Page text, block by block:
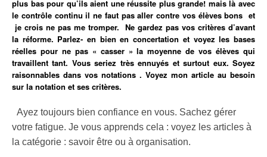
plus bas pour qu’ils aient une réussite plus grande! mais là avec
le contrôle continu il ne faut pas aller contre vos élèves bons et
je crois ne pas me tromper. Ne gardez pas vos critères d’avant
la réforme. Parlez- en bien en concertation et voyez les bases
réelles pour ne pas « casser » la moyenne de vos élèves qui
travaillent tant. Vousseriez très ennuyés et surtout eux. Soyez
raisonnables dans vos notations . Voyez mon article au besoin
sur la notation et ses critères.
Ayez toujours bien confiance en vous. Sachez gérer
votre fatigue. Je vous apprends cela : voyez les articles à
la catégorie : savoir être ou à organisation.